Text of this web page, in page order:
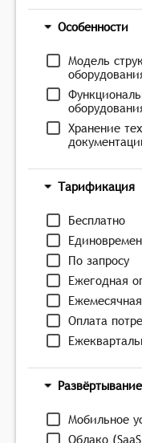
Особенности
Модель
Хранение
Тарификация
Бесплатно
По запросу
Ежегодная
Оплата
Развёртывание
Мобильное
Облако